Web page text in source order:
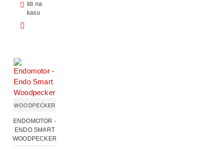
Idi na
kasu
WOODPECKER
ENDOMOTOR -
ENDO SMART
WOODPECKER